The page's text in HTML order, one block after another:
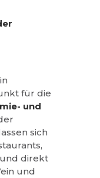
für die
und
sich
direkt
und